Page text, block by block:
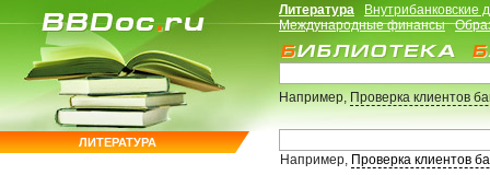
ЛИТЕРАТУРА
Литература
Внутрибанковские
Международные финансы
Например,Проверка клиентов
Например, Проверка клиентов